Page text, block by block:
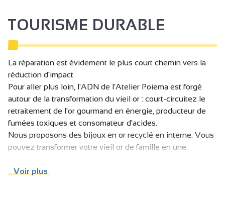
TOURISME DURABLE
La réparation est évidement le plus court chemin vers la
réduction d'impact.
Pour aller plus loin, l'ADN de l'Atelier Poiema est forgé
autour de la transformation du vieil or : court-circuitez le
retraitement de l'or gourmand en énergie, producteur de
fumées toxiques et consomateur d'acides.
Nous proposons des bijoux en or recyclé en interne. Vous
pouvez transformer votre vieil or de famille en une
Voir plus